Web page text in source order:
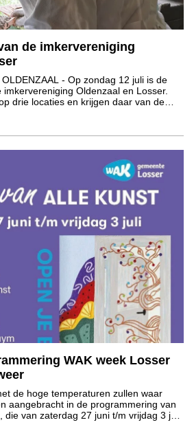
de imkervereniging
- Op zondag 12 juli is de
Oldenzaal en Losser.
drie locaties en krijgen daar van de
WAK week Losser
de hoge temperaturen zullen waar
aangebracht in de programmering van
van zaterdag 27 juni t/m vrijdag 3 juli